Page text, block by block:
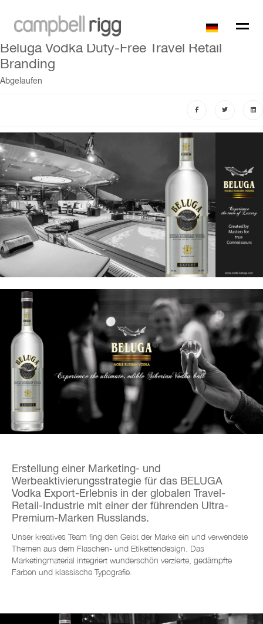
Beluga Vodka Duty-Free Travel Retail
Branding
Abgelaufen
Erstellung einer Marketing- und
Werbeaktivierungsstrategie für das BELUGA
Vodka Export-Erlebnis in der globalen Travel-
Retail-Industrie mit einer der führenden Ultra-
Premium-Marken Russlands.
Unser kreatives Team fing den Geist der Marke ein und verwendete
Themen aus dem Flaschen- und Etikettendesign. Das
Marketingmaterial integriert wunderschön verzierte, gedämpfte
Farben und klassische Typografie.